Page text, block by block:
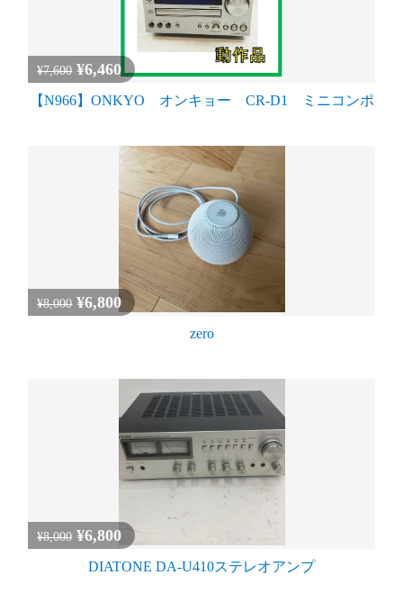
¥7,600 ¥6,460
【N966】ONKYO オンキョー CR-D1 ミニコンポ
¥8,000 ¥6,800
zero
¥8,000 ¥6,800
DIATONE DA-U410ステレオアンプ